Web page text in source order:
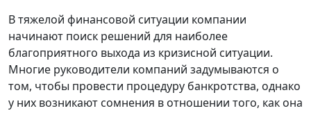
В тяжелой финансовой ситуации компании
начинают поиск решений для наиболее
благоприятного выхода из кризисной ситуации.
Многие руководители компаний задумываются о
том, чтобы провести процедуру банкротства, однако
у них возникают сомнения в отношении того, как она